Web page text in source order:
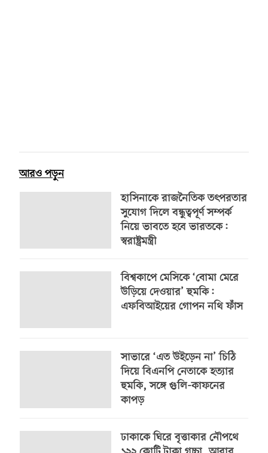
আরও পড়ুন
হাসিনাকে রাজনৈতিক তৎপরতার
সুযোগ দিলে বন্ধুত্বপূর্ণ সম্পর্ক
নিয়ে ভাবতে হবে ভারতকে:
স্বরাষ্ট্রমন্ত্রী
বিশ্বকাপে মেসিকে ‘বোমা মেরে
উড়িয়ে দেওয়ার’ হুমকি:
এফবিআইয়ের গোপন নথি ফাঁস
সাভারে ‘এত উইড়েন না’ চিঠি
দিয়ে বিএনপি নেতাকে হত্যার
হুমকি, সঙ্গে গুলি-কাফনের
কাপড়
ঢাকাকে ঘিরে বৃত্তাকার নৌপথে